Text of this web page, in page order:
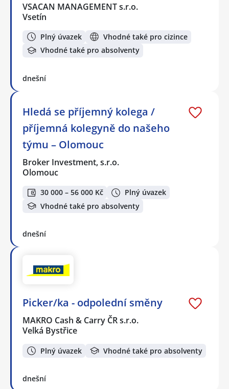
VSACAN MANAGEMENT s.r.o.
Vsetín
Plný úvazek
Vhodné také pro cizince
Vhodné také pro absolventy
dnešní
Hledá se příjemný kolega /
příjemná kolegyně do našeho
týmu – Olomouc
Broker Investment, s.r.o.
Olomouc
30 000 – 56 000 Kč
Plný úvazek
Vhodné také pro absolventy
dnešní
Picker/ka - odpolední směny
MAKRO Cash & Carry ČR s.r.o.
Velká Bystřice
Plný úvazek Vhodné také pro absolventy
dnešní